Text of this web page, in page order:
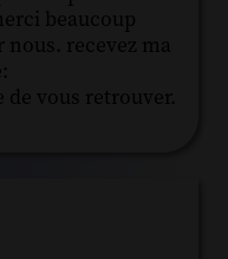
beaucoup
nous. recevez ma
vous retrouver.